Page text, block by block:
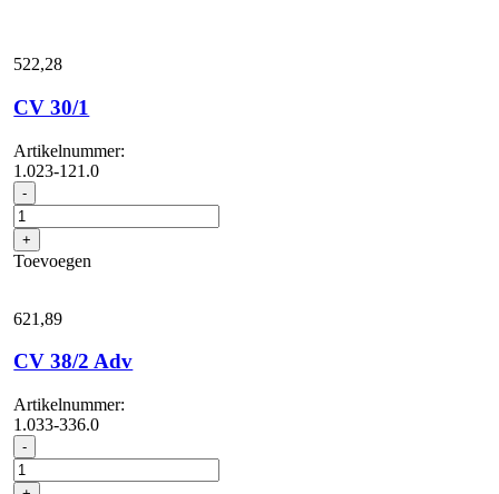
522,28
CV 30/1
Artikelnummer:
1.023-121.0
- CV
30/1
aantal
+
Toevoegen
621,89
CV 38/2 Adv
Artikelnummer:
1.033-336.0
- CV
38/2
Adv